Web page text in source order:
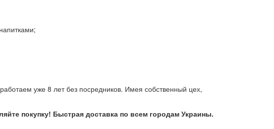
уже 8 лет без посредников. Имея собственный цех,
покупку! Быстрая доставка по всем городам Украины.